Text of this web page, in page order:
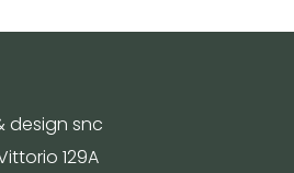
design snc
129A